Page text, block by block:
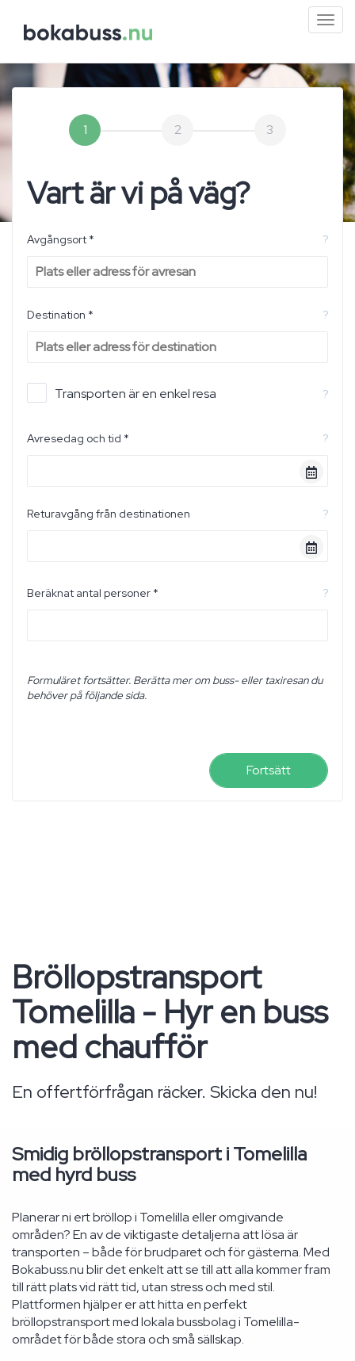
1 2 3
Vart är vi på väg?
Avgångsort * ?
Destination * ?
Transporten är en enkel resa ?
Avresedag och tid * ?
Returavgång från destinationen ?
Beräknat antal personer * ?
Formuläret fortsätter. Berätta mer om buss- eller taxiresan du
behöver på följande sida.
Fortsätt
Bröllopstransport
Tomelilla - Hyr en buss
med chaufför
En offertförfrågan räcker. Skicka den nu!
Smidig bröllopstransport i Tomelilla
med hyrd buss
Planerar ni ert bröllop i Tomelilla eller omgivande
områden? En av de viktigaste detaljerna att lösa är
transporten – både för brudparet och för gästerna. Med
Bokabuss.nu blir det enkelt att se till att alla kommer fram
till rätt plats vid rätt tid, utan stress och med stil.
Plattformen hjälper er att hitta en perfekt
bröllopstransport med lokala bussbolag i Tomelilla-
området för både stora och små sällskap.